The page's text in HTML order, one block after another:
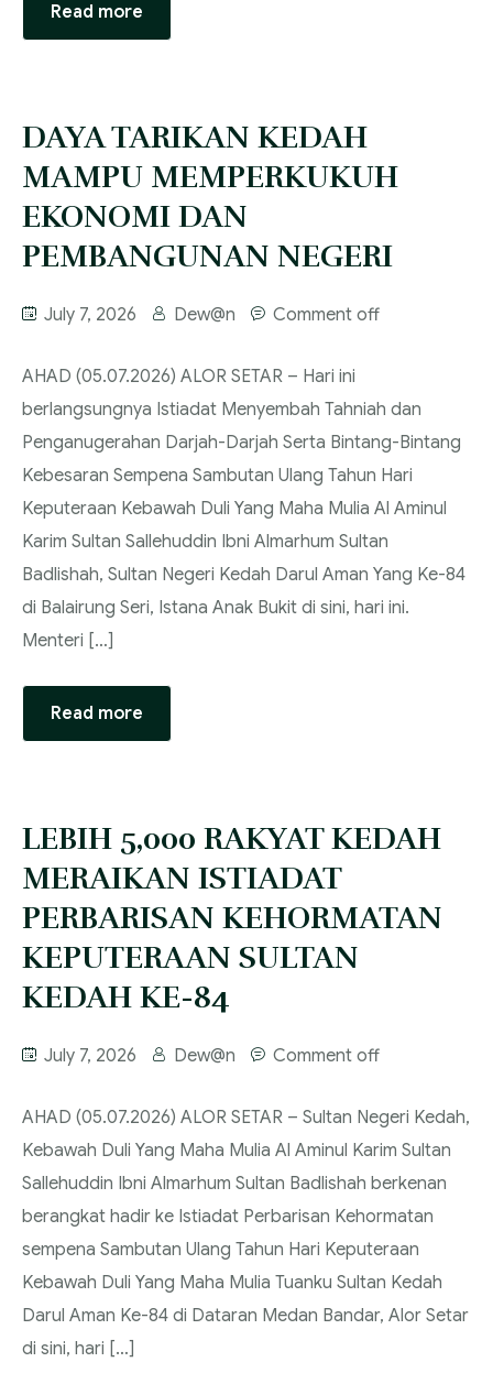
Read more
‎DAYA TARIKAN KEDAH
MAMPU MEMPERKUKUH
EKONOMI DAN
PEMBANGUNAN NEGERI
July 7, 2026 Dew@n Comment off
‎AHAD (05.07.2026) ‎ALOR SETAR – Hari ini
berlangsungnya Istiadat Menyembah Tahniah dan
Penganugerahan Darjah-Darjah Serta Bintang-Bintang
Kebesaran Sempena Sambutan Ulang Tahun Hari
Keputeraan Kebawah Duli Yang Maha Mulia Al Aminul
Karim Sultan Sallehuddin Ibni Almarhum Sultan
Badlishah, Sultan Negeri Kedah Darul Aman Yang Ke-84
di Balairung Seri, Istana Anak Bukit di sini, hari ini.
‎Menteri […]
Read more
‎LEBIH 5,000 RAKYAT KEDAH
MERAIKAN ISTIADAT
PERBARISAN KEHORMATAN
KEPUTERAAN SULTAN
KEDAH KE-84
July 7, 2026 Dew@n Comment off
‎AHAD (05.07.2026) ‎ALOR SETAR – Sultan Negeri Kedah,
Kebawah Duli Yang Maha Mulia Al Aminul Karim Sultan
Sallehuddin Ibni Almarhum Sultan Badlishah berkenan
berangkat hadir ke Istiadat Perbarisan Kehormatan
sempena Sambutan Ulang Tahun Hari Keputeraan
Kebawah Duli Yang Maha Mulia Tuanku Sultan Kedah
Darul Aman Ke-84 di Dataran Medan Bandar, Alor Setar
di sini, hari […]